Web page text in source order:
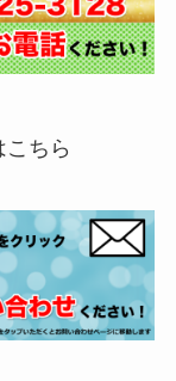
ちら